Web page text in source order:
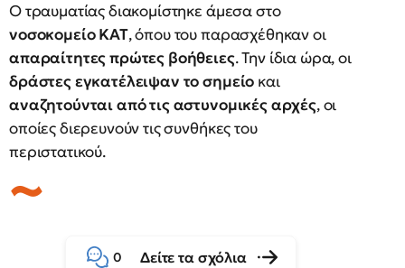
Ο τραυματίας διακομίστηκε άμεσα στο
νοσοκομείο ΚΑΤ, όπου του παρασχέθηκαν οι
απαραίτητες πρώτες βοήθειες. Την ίδια ώρα, οι
δράστες εγκατέλειψαν το σημείο και
αναζητούνται από τις αστυνομικές αρχές, οι
οποίες διερευνούν τις συνθήκες του
περιστατικού.
0 Δείτε τα σχόλια